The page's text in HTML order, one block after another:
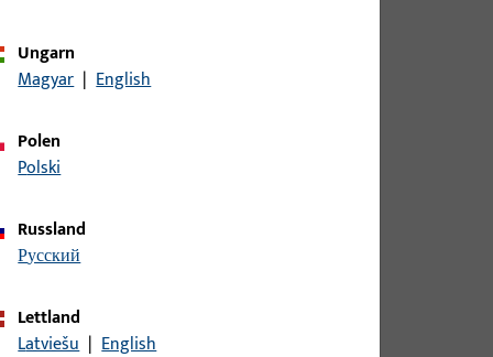
83 mm, Gesamthöhe / -tiefe 19,7 mm,
Beschlagnut Alu-Euronut 15/20
Ungarn
Magyar | English
Polen
Polski
Russland
русский
Lettland
Latviešu | English